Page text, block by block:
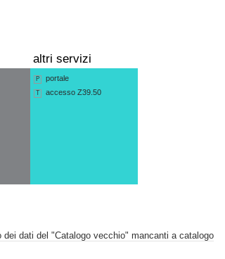
altri servizi
P portale
T accesso Z39.50
dei dati del "Catalogo vecchio" mancanti a catalogo